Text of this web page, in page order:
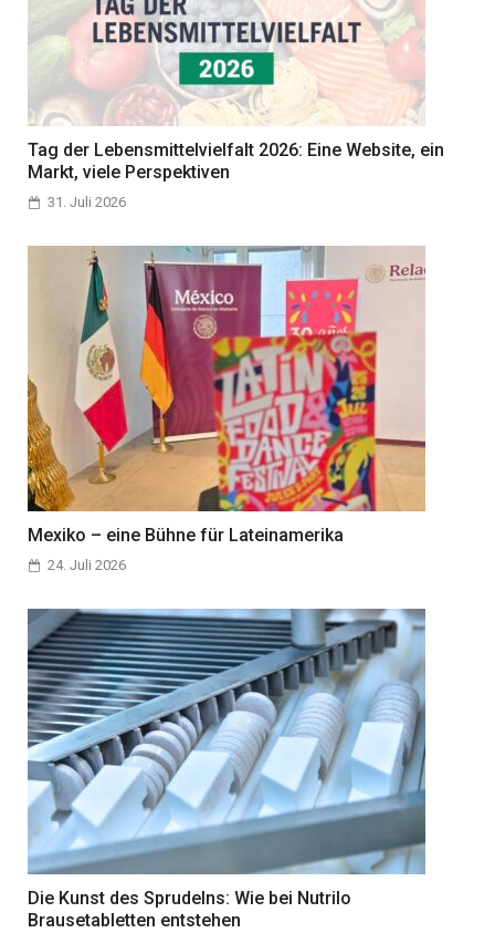
Tag der Lebensmittelvielfalt 2026: Eine Website, ein
Markt, viele Perspektiven
31. Juli 2026
Mexiko – eine Bühne für Lateinamerika
24. Juli 2026
Die Kunst des Sprudelns: Wie bei Nutrilo
Brausetabletten entstehen